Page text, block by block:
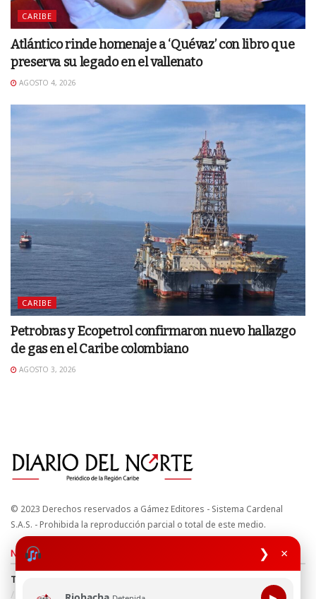
❯ ×
CARIBE
Atlántico rinde homenaje a ‘Quévaz’ con libro que
preserva su legado en el vallenato
AGOSTO 4, 2026
CARIBE
Petrobras y Ecopetrol confirmaron nuevo hallazgo
de gas en el Caribe colombiano
AGOSTO 3, 2026
© 2023 Derechos reservados a Gámez Editores - Sistema Cardenal
S.A.S. - Prohibida la reproducción parcial o total de este medio.
Nuestros sitios
Términos y Condiciones
Política de uso de cookies
Política de Tratamiento de Datos